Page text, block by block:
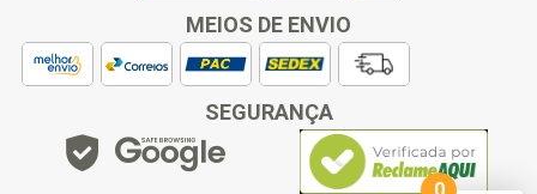
MEIOS DE ENVIO
SEGURANÇA